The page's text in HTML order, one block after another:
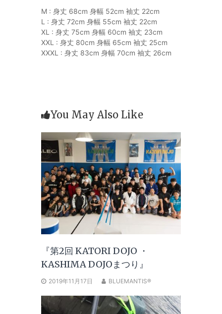
M : 身丈 68cm 身幅 52cm 袖丈 22cm
L : 身丈 72cm 身幅 55cm 袖丈 22cm
XL : 身丈 75cm 身幅 60cm 袖丈 23cm
XXL : 身丈 80cm 身幅 65cm 袖丈 25cm
XXXL : 身丈 83cm 身幅 70cm 袖丈 26cm
You May Also Like
『第2回 KATORI DOJO ・
KASHIMA DOJOまつり』
2019年11月17日 BLUEMANTIS®